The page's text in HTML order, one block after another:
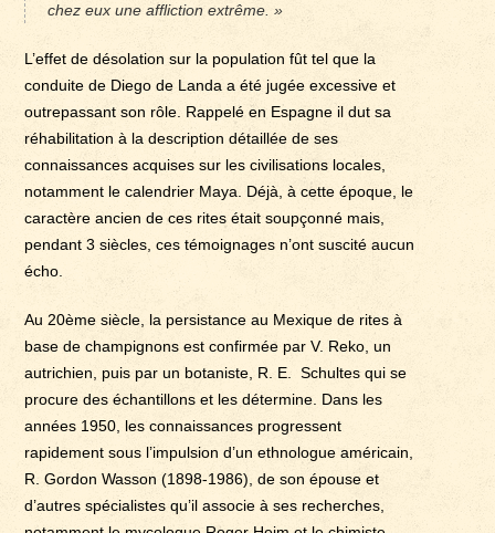
chez eux une affliction extrême. »
L’effet de désolation sur la population fût tel que la
conduite de Diego de Landa a été jugée excessive et
outrepassant son rôle. Rappelé en Espagne il dut sa
réhabilitation à la description détaillée de ses
connaissances acquises sur les civilisations locales,
notamment le calendrier Maya. Déjà, à cette époque, le
caractère ancien de ces rites était soupçonné mais,
pendant 3 siècles, ces témoignages n’ont suscité aucun
écho.
Au 20ème siècle, la persistance au Mexique de rites à
base de champignons est confirmée par V. Reko, un
autrichien, puis par un botaniste, R. E. Schultes qui se
procure des échantillons et les détermine. Dans les
années 1950, les connaissances progressent
rapidement sous l’impulsion d’un ethnologue américain,
R. Gordon Wasson (1898-1986), de son épouse et
d’autres spécialistes qu’il associe à ses recherches,